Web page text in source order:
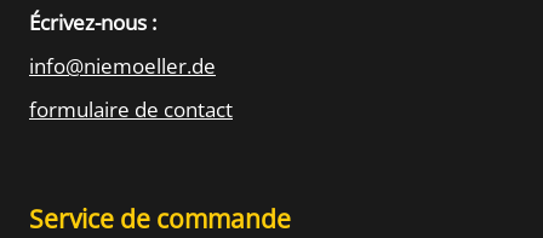
Écrivez-nous :
info@niemoeller.de
formulaire de contact
Service de commande